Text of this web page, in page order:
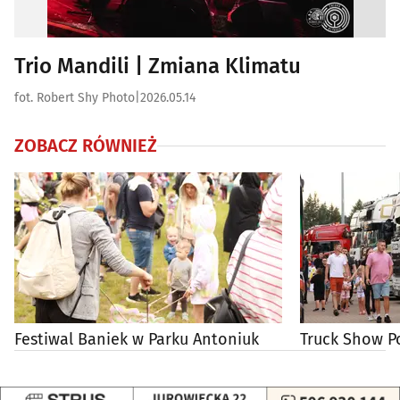
Trio Mandili | Zmiana Klimatu
fot. Robert Shy Photo 2026.05.14
ZOBACZ RÓWNIEŻ
Festiwal Baniek w Parku Antoniuk Truck Show